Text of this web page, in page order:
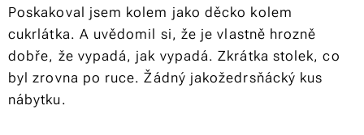
Poskakoval jsem kolem jako děcko kolem
cukrlátka. A uvědomil si, že je vlastně hrozně
dobře, že vypadá, jak vypadá. Zkrátka stolek, co
byl zrovna po ruce. Žádný jakožedrsňácký kus
nábytku.